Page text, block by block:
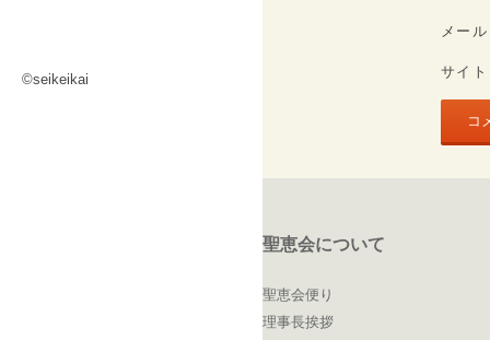
©seikeikai
メー
サイト
聖恵会について
聖恵会便り
理事長挨拶